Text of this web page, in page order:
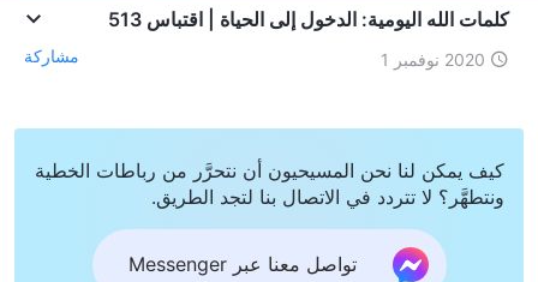
كلمات الله اليومية: الدخول إلى الحياة | اقتباس 513
2020 نوفمبر 1 مشاركة
كيف يمكن لنا نحن المسيحيون أن نتحرَّر من رباطات الخطية
ونتطهَّر؟ لا تتردد في الاتصال بنا لتجد الطريق.
تواصل معنا عبر Messenger